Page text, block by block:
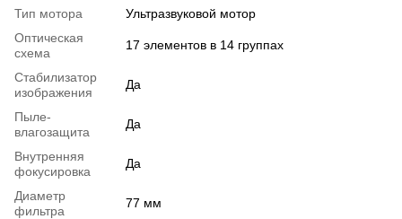
Тип мотора
Ультразвуковой мотор
Оптическая
схема
17 элементов в 14 группах
Стабилизатор
изображения
Да
Пыле-
влагозащита
Да
Внутренняя
фокусировка
Да
Диаметр
фильтра
77 мм